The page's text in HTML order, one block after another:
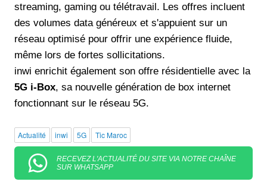
streaming, gaming ou télétravail. Les offres incluent
des volumes data généreux et s'appuient sur un
réseau optimisé pour offrir une expérience fluide,
même lors de fortes sollicitations.
inwi enrichit également son offre résidentielle avec la
5G i-Box, sa nouvelle génération de box internet
fonctionnant sur le réseau 5G.
Actualité inwi 5G Tic Maroc
RECEVEZ L'ACTUALITÉ DU SITE VIA NOTRE CHAÎNE
SUR WHATSAPP